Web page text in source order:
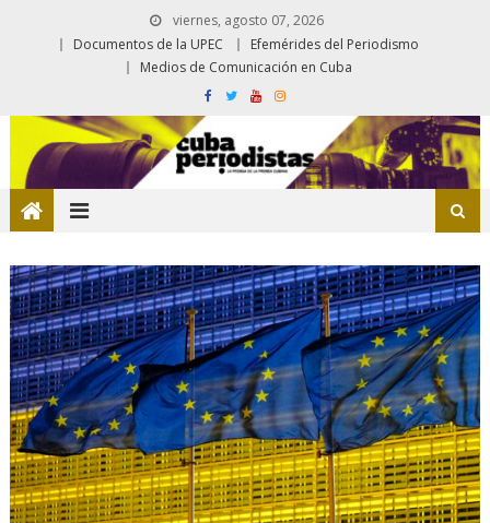
viernes, agosto 07, 2026
Documentos de la UPEC
Efemérides del Periodismo
Medios de Comunicación en Cuba